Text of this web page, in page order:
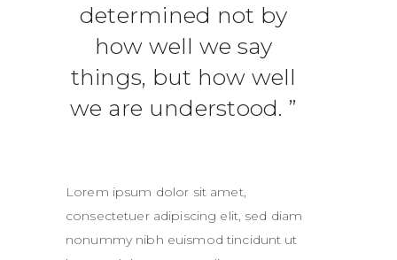
determined not by
how well we say
things, but how well
we are understood.
Lorem ipsum dolor sit amet,
consectetuer adipiscing elit, sed diam
nonummy nibh euismod tincidunt ut